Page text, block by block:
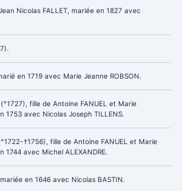
Nicolas FALLET, mariée en 1827 avec
en 1719 avec Marie Jeanne ROBSON.
(°1727), fille de Antoine FANUEL et Marie
1753 avec Nicolas Joseph TILLENS.
†1756), fille de Antoine FANUEL et Marie
1744 avec Michel ALEXANDRE.
en 1646 avec Nicolas BASTIN.